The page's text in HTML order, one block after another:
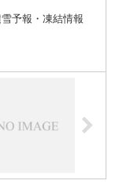
予報・凍結情報